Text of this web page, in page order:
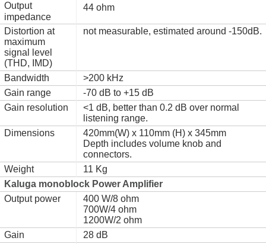
Output
impedance
44 ohm
Distortion at
maximum
signal level
(THD, IMD)
not measurable, estimated around -150dB.
Bandwidth
>200 kHz
Gain range
-70 dB to +15 dB
Gain resolution
<1 dB, better than 0.2 dB over normal
listening range.
Dimensions
420mm(W) x 110mm (H) x 345mm
Depth includes volume knob and
connectors.
Weight
11 Kg
Kaluga monoblock Power Amplifier
Output power
400 W/8 ohm
700W/4 ohm
1200W/2 ohm
Gain
28 dB